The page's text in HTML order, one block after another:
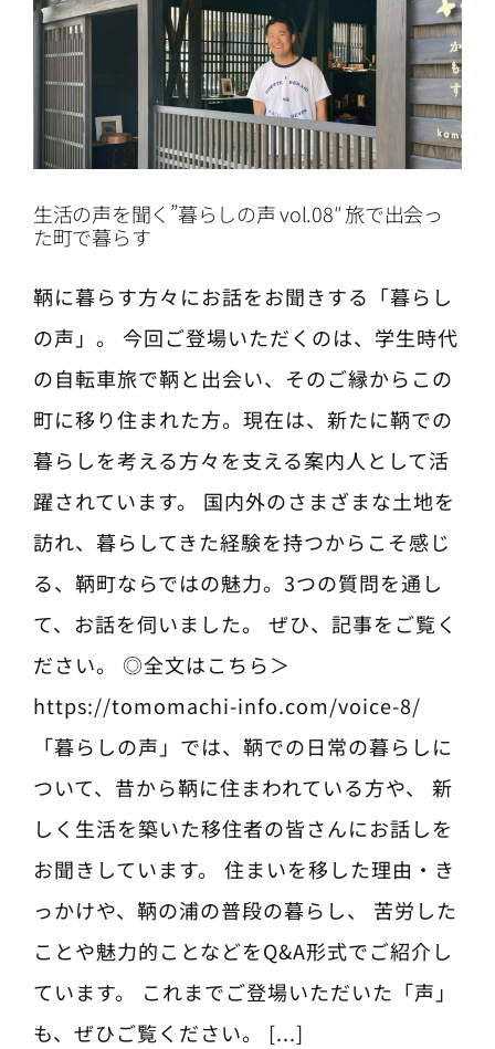
生活の声を聞く”暮らしの声 vol.08″ 旅で出会っ
た町で暮らす
鞆に暮らす方々にお話をお聞きする「暮らし
の声」。 今回ご登場いただくのは、学生時代
の自転車旅で鞆と出会い、そのご縁からこの
町に移り住まれた方。現在は、新たに鞆での
暮らしを考える方々を支える案内人として活
躍されています。 国内外のさまざまな土地を
訪れ、暮らしてきた経験を持つからこそ感じ
る、鞆町ならではの魅力。3つの質問を通し
て、お話を伺いました。 ぜひ、記事をご覧く
ださい。 ◎全文はこちら＞
https://tomomachi-info.com/voice-8/
「暮らしの声」では、鞆での日常の暮らしに
ついて、昔から鞆に住まわれている方や、 新
しく生活を築いた移住者の皆さんにお話しを
お聞きしています。 住まいを移した理由・き
っかけや、鞆の浦の普段の暮らし、 苦労した
ことや魅力的ことなどをQ&A形式でご紹介し
ています。 これまでご登場いただいた「声」
も、ぜひご覧ください。 [...]